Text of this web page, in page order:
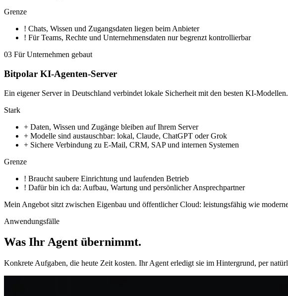
Grenze
! Chats, Wissen und Zugangsdaten liegen beim Anbieter
! Für Teams, Rechte und Unternehmensdaten nur begrenzt kontrollierbar
03 Für Unternehmen gebaut
Bitpolar KI-Agenten-Server
Ein eigener Server in Deutschland verbindet lokale Sicherheit mit den besten KI-
Stark
+ Daten, Wissen und Zugänge bleiben auf Ihrem Server
+ Modelle sind austauschbar: lokal, Claude, ChatGPT oder Grok
+ Sichere Verbindung zu E-Mail, CRM, SAP und internen Systemen
Grenze
! Braucht saubere Einrichtung und laufenden Betrieb
! Dafür bin ich da: Aufbau, Wartung und persönlicher Ansprechpartner
Mein Angebot sitzt zwischen Eigenbau und öffentlicher Cloud: leistungsfähig wie
Anwendungsfälle
Was Ihr Agent übernimmt.
Konkrete Aufgaben, die heute Zeit kosten. Ihr Agent erledigt sie im Hintergrund, per